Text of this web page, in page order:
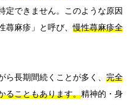
定できません。このような原因
蕁麻疹」と呼び、慢性蕁麻疹全
長期間続くことが多く、 完全
ることもあります。精神的・身